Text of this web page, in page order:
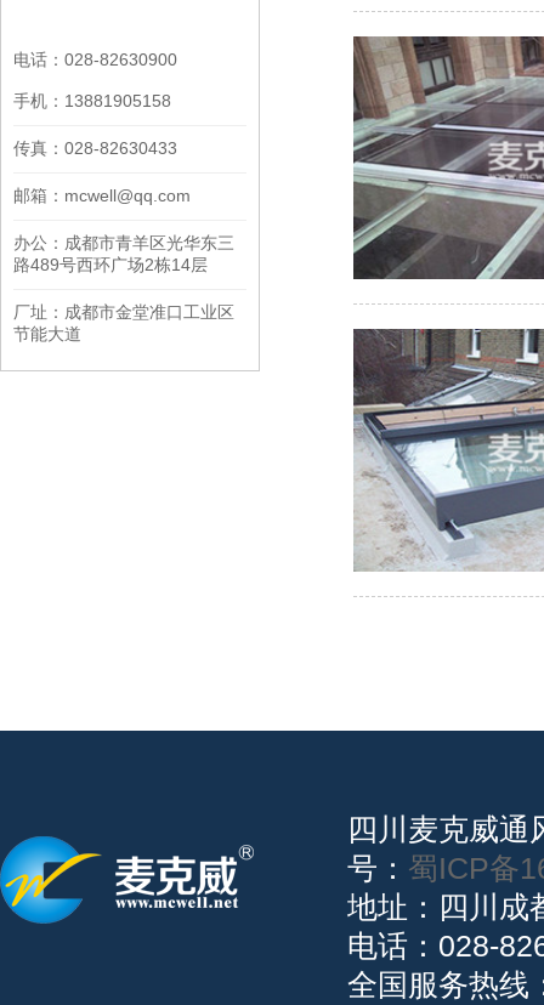
电话：028-82630900
手机：13881905158
传真：028-82630433
邮箱：mcwell@qq.com
办公：成都市青羊区光华东三
路489号西环广场2栋14层
厂址：成都市金堂准口工业区
节能大道
四川麦克威
号： 蜀ICP备
地址：四川成
电话：028-
全国服务热